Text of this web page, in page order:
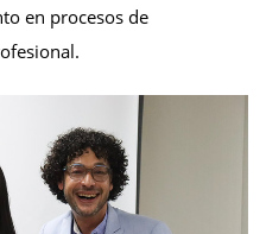
en procesos de